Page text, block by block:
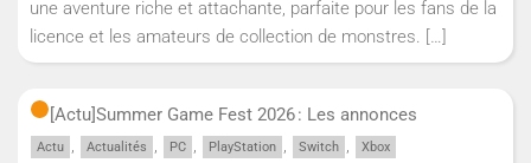
une aventure riche et attachante, parfaite pour les fans de la
licence et les amateurs de collection de monstres. […]
[Actu]Summer Game Fest 2026 : Les annonces
Actu , Actualités , PC , PlayStation , Switch , Xbox